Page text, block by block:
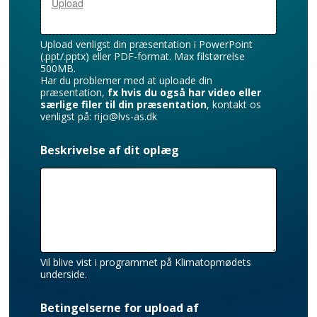
Upload venligst din præsentation i PowerPoint
(.ppt/.pptx) eller PDF-format. Max filstørrelse
500MB.
Har du problemer med at uploade din
præsentation, fx hvis du også har video eller
særlige filer til din præsentation, kontakt os
venligst på: rijo@lvs-as.dk
Beskrivelse af dit oplæg
Vil blive vist i programmet på Klimatopmødets
underside.
Betingelserne for upload af